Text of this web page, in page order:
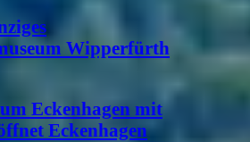
Wipperfürth
Eckenhagen mit
Eckenhagen